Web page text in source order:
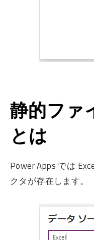
静的ファ
とは
Power Apps では
クタが存在します。